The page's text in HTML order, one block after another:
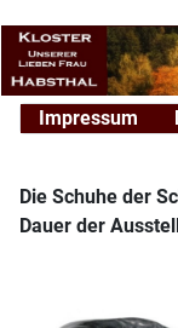
Impressum
Die Schuhe der
Dauer der